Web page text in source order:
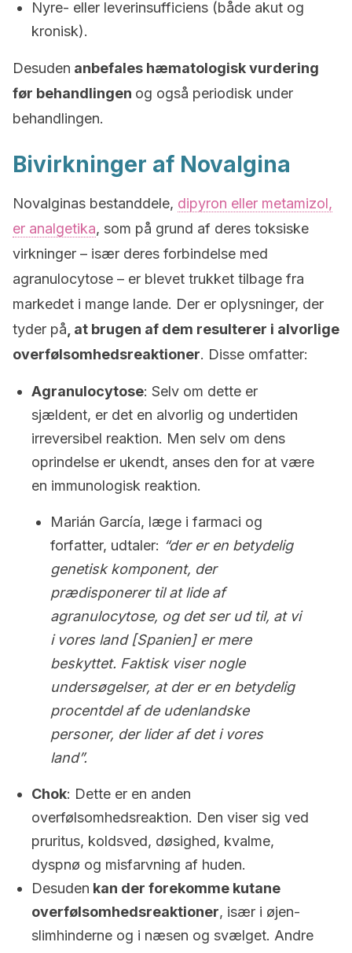
Nyre- eller leverinsufficiens (både akut og
kronisk).
Desuden anbefales hæmatologisk vurdering
før behandlingen og også periodisk under
behandlingen.
Bivirkninger af Novalgina
Novalginas bestanddele, dipyron eller metamizol,
er analgetika, som på grund af deres toksiske
virkninger – især deres forbindelse med
agranulocytose – er blevet trukket tilbage fra
markedet i mange lande. Der er oplysninger, der
tyder på , at brugen af dem resulterer i alvorlige
overfølsomhedsreaktioner. Disse omfatter:
Agranulocytose: Selv om dette er
sjældent, er det en alvorlig og undertiden
irreversibel reaktion. Men selv om dens
oprindelse er ukendt, anses den for at være
en immunologisk reaktion.
Marián García, læge i farmaci og
forfatter, udtaler: “der er en betydelig
genetisk komponent, der
prædisponerer til at lide af
agranulocytose, og det ser ud til, at vi
i vores land [Spanien] er mere
beskyttet. Faktisk viser nogle
undersøgelser, at der er en betydelig
procentdel af de udenlandske
personer, der lider af det i vores
land”.
Chok: Dette er en anden
overfølsomhedsreaktion. Den viser sig ved
pruritus, koldsved, døsighed, kvalme,
dyspnø og misfarvning af huden.
Desuden kan der forekomme kutane
overfølsomhedsreaktioner, især i øjen-
slimhinderne og i næsen og svælget. Andre